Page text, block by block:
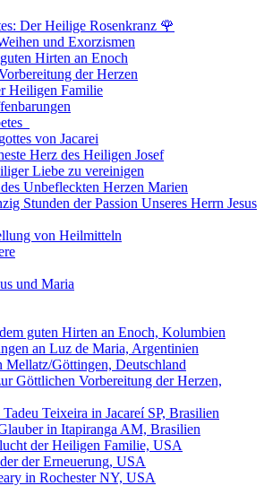
Der Heilige Rosenkranz 🌹
und Exorzismen
Hirten an Enoch
der Herzen
Heiligen Familie
von Jacarei
Herz des Heiligen Josef
Liebe zu vereinigen
Unbefleckten Herzen Marien
Stunden der Passion Unseres Herrn Jesus
von Heilmitteln
und Maria
guten Hirten an Enoch, Kolumbien
an Luz de Maria, Argentinien
Mellatz/Göttingen, Deutschland
Göttlichen Vorbereitung der Herzen,
Teixeira in Jacareí SP, Brasilien
in Itapiranga AM, Brasilien
der Heiligen Familie, USA
der Erneuerung, USA
in Rochester NY, USA